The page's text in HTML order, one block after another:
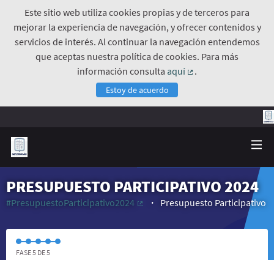
Este sitio web utiliza cookies propias y de terceros para
mejorar la experiencia de navegación, y ofrecer contenidos y
servicios de interés. Al continuar la navegación entendemos
que aceptas nuestra política de cookies. Para más
información consulta aquí
.
Estoy de acuerdo
PRESUPUESTO PARTICIPATIVO 2024
#PresupuestoParticipativo2024
Presupuesto Participativo
FASE 5 DE 5